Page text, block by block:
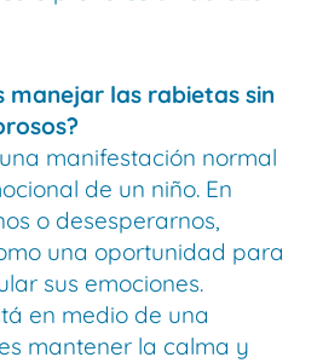
manejar las rabietas sin
manifestación normal
de un niño. En
o desesperarnos,
una oportunidad para
sus emociones.
en medio de una
mantener la calma y